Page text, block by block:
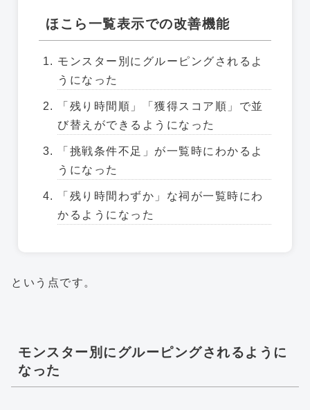
ほこら一覧表示での改善機能
モンスター別にグルーピングされるよ
うになった
「残り時間順」「獲得スコア順」で並
び替えができるようになった
「挑戦条件不足」が一覧時にわかるよ
うになった
「残り時間わずか」な祠が一覧時にわ
かるようになった
という点です。
モンスター別にグルーピングされるように
なった